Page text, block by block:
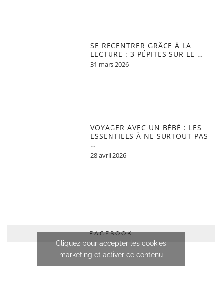
SE RECENTRER GRÂCE À LA
LECTURE : 3 PÉPITES SUR LE …
31 mars 2026
VOYAGER AVEC UN BÉBÉ : LES
ESSENTIELS À NE SURTOUT PAS
…
28 avril 2026
FACEBOOK
Cliquez pour accepter les cookies
marketing et activer ce contenu